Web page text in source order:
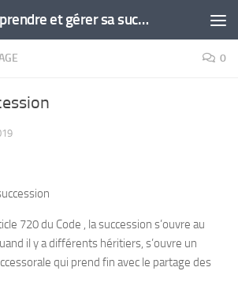
Patrimoine | Comprendre et gérer sa succession
0
720 du Code , la succession s’ouvre au
il y a différents héritiers, s’ouvre un
qui prend fin avec le partage des